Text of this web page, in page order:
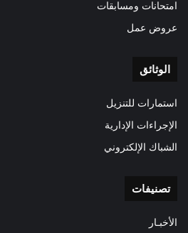
امتحانات ومسابقات
عروض عمل
الوثائق
استمارات للتنزيل
الإجراءات الإدارية
الشباك الإلكتروني
تصنيفات
الأخبـار